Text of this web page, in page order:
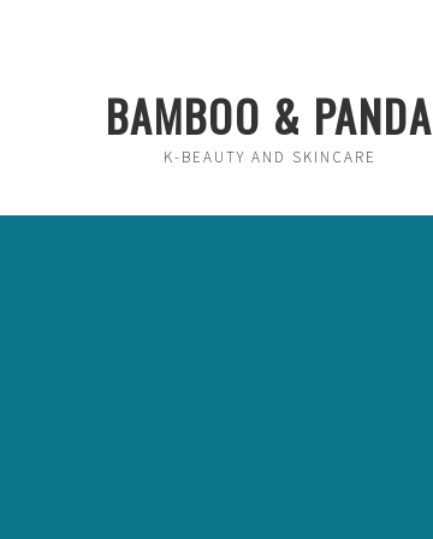
BAMBOO & PANDA
K-BEAUTY AND SKINCARE